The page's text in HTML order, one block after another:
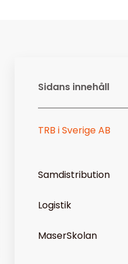
Sidans innehåll
TRB i Sverige AB
Samdistribution
Logistik
MaserSkolan